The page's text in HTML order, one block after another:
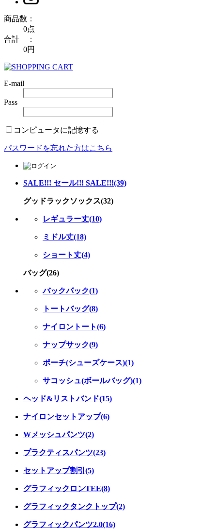
商品数：
0点
合計 ：
0円
E-mail
Pass
コンピュータに記憶する
パスワードを忘れた方はこちら
SALE!!! セール!!! SALE!!!(39)
グッドラックソックス(32)
レギュラー丈(10)
ミドル丈(18)
ショート丈(4)
バッグ(26)
バックパック(1)
トートバッグ(8)
ナイロントート(6)
ナップサック(9)
ポーチ(シューズケース)(1)
サコッシュ(ボールバッグ)(1)
ヘッド&リストバンド(15)
ナイロンセットアップ(6)
Wメッシュパンツ(2)
プラクティスパンツ(23)
セットアップ割引(5)
グラフィックロンTEE(8)
グラフィックタンクトップ(2)
グラフィックパンツ2.0(16)